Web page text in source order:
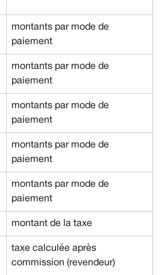
montants par mode de
paiement
montants par mode de
paiement
montants par mode de
paiement
montants par mode de
paiement
montants par mode de
paiement
montant de la taxe
taxe calculée après
commission (revendeur)